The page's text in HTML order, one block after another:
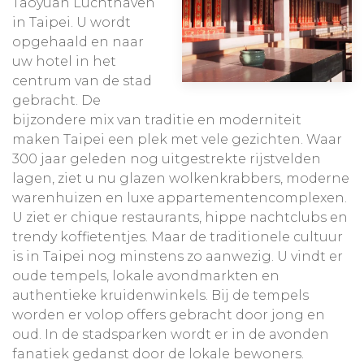
in Taipei. U wordt
opgehaald en naar
uw hotel in het
centrum van de stad
gebracht. De
bijzondere mix van traditie en moderniteit
maken Taipei een plek met vele gezichten. Waar
300 jaar geleden nog uitgestrekte rijstvelden
lagen, ziet u nu glazen wolkenkrabbers, moderne
warenhuizen en luxe appartementencomplexen.
U ziet er chique restaurants, hippe nachtclubs en
trendy koffietentjes. Maar de traditionele cultuur
is in Taipei nog minstens zo aanwezig. U vindt er
oude tempels, lokale avondmarkten en
authentieke kruidenwinkels. Bij de tempels
worden er volop offers gebracht door jong en
oud. In de stadsparken wordt er in de avonden
fanatiek gedanst door de lokale bewoners.